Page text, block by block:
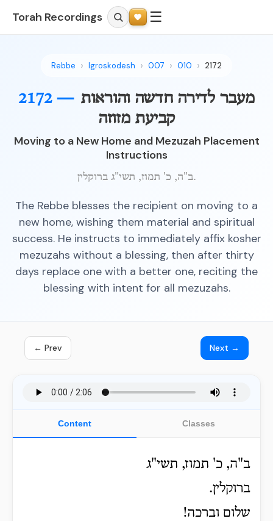
Torah Recordings ☰
Rebbe Igroskodesh 007 010 2172
2172 — מעבר לדירה חדשה והוראות
קביעת מזוזה
Moving to a New Home and Mezuzah Placement
Instructions
ב"ה, כ' תמוז, תשי"ג ברוקלין.
The Rebbe blesses the recipient on moving to a
new home, wishing them material and spiritual
success. He instructs to immediately affix kosher
mezuzahs without a blessing, then after thirty
days replace one with a better one, reciting the
blessing with intent for all mezuzahs.
← Prev Next →
Content Classes
ב"ה, כ' תמוז, תשי"ג
ברוקלין.
שלום וברכה!